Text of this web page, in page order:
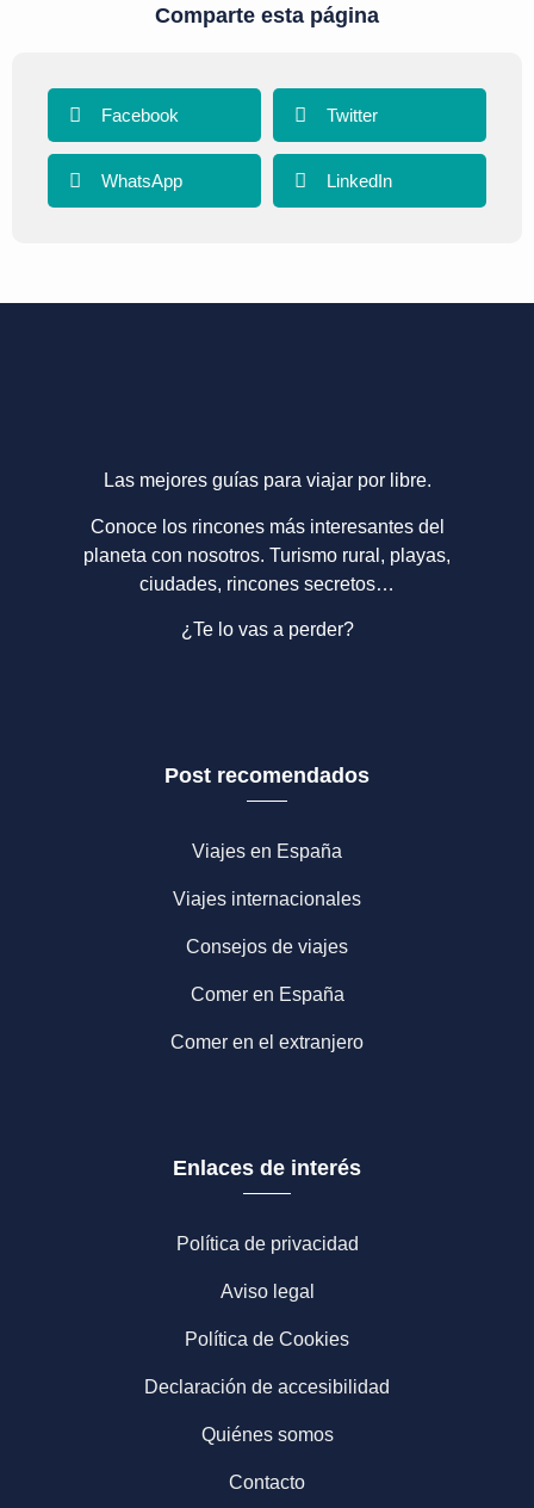
Comparte esta página
Facebook Twitter
WhatsApp LinkedIn
Las mejores guías para viajar por libre.
Conoce los rincones más interesantes del
planeta con nosotros. Turismo rural, playas,
ciudades, rincones secretos…
¿Te lo vas a perder?
Post recomendados
Viajes en España
Viajes internacionales
Consejos de viajes
Comer en España
Comer en el extranjero
Enlaces de interés
Política de privacidad
Aviso legal
Política de Cookies
Declaración de accesibilidad
Quiénes somos
Contacto